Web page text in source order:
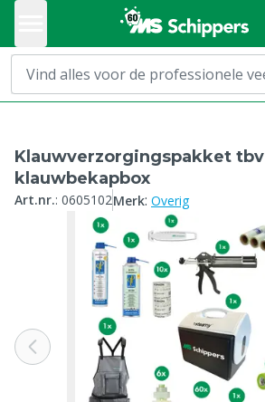
Klauwverzorgingspakket tbv
klauwbekapbox
Art.nr.: 0605102Merk: Overig